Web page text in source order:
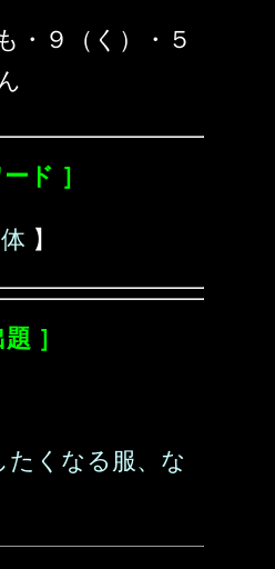
・９（く）・５
ド ］
】
］
たくなる服、な